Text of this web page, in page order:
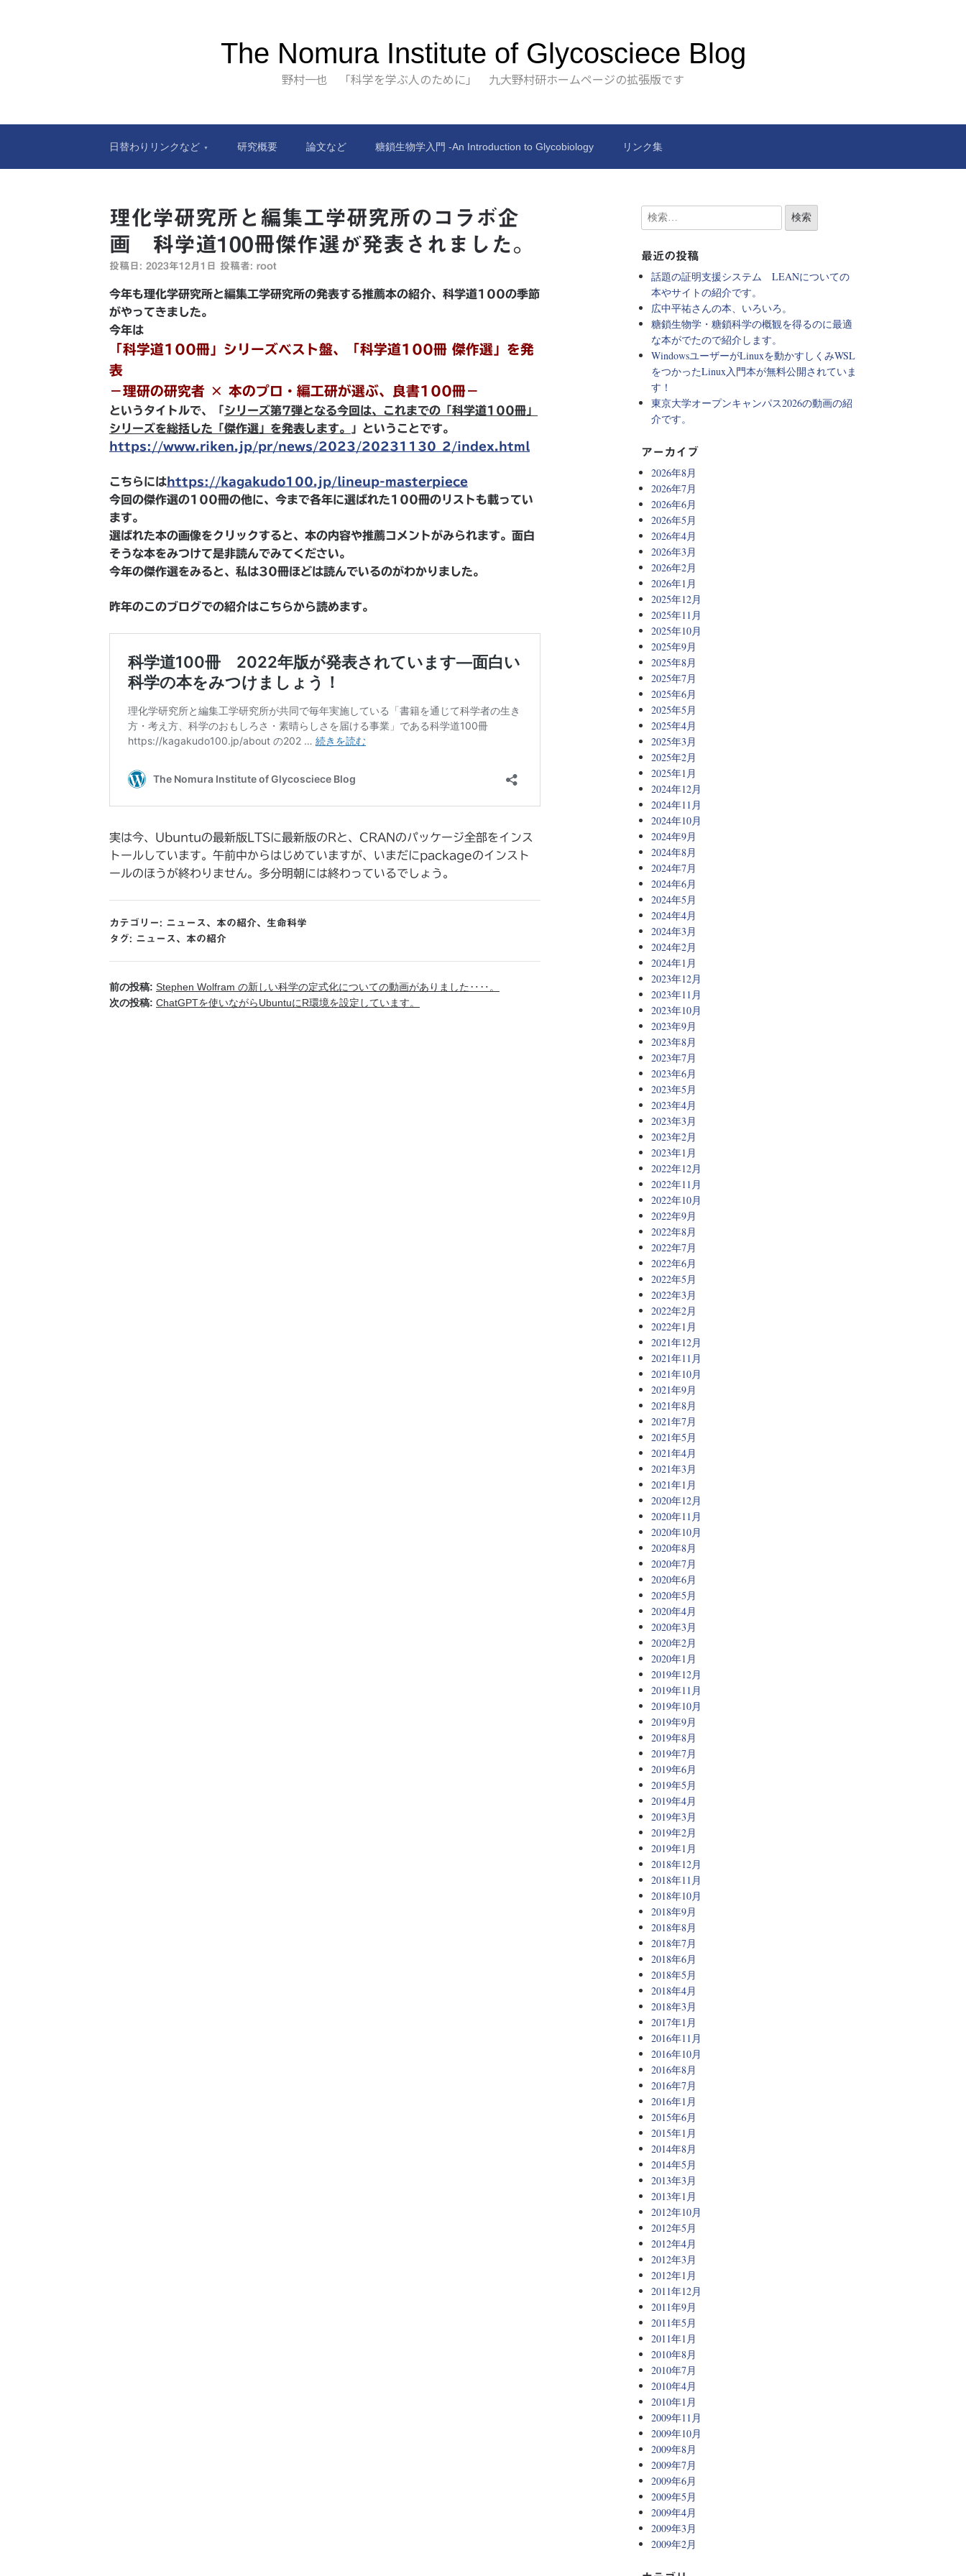
The Nomura Institute of Glycosciece Blog
野村一也 「科学を学ぶ人のために」 九大野村研ホームページの拡張版です
日替わりリンクなど 研究概要 論文など 糖鎖生物学入門 -An Introduction to Glycobiology リンク集
理化学研究所と編集工学研究所のコラボ企
画 科学道100冊傑作選が発表されました。
投稿日: 2023年12月1日 投稿者: root
今年も理化学研究所と編集工学研究所の発表する推薦本の紹介、科学道100の季節
がやってきました。
今年は
「科学道100冊」シリーズベスト盤、「科学道100冊 傑作選」を発
表
－理研の研究者 × 本のプロ・編工研が選ぶ、良書100冊－
というタイトルで、「シリーズ第7弾となる今回は、これまでの「科学道100冊」
シリーズを総括した「傑作選」を発表します。
」ということです。
https://www.riken.jp/pr/news/2023/20231130_2/index.html
こちらには https://kagakudo100.jp/lineup-masterpiece
今回の傑作選の100冊の他に、今まで各年に選ばれた100冊のリストも載ってい
ます。
選ばれた本の画像をクリックすると、本の内容や推薦コメントがみられます。面白
そうな本をみつけて是非読んでみてください。
今年の傑作選をみると、私は30冊ほどは読んでいるのがわかりました。
昨年のこのブログでの紹介はこちらから読めます。
実は今、Ubuntuの最新版LTSに最新版のRと、CRANのパッケージ全部をインス
トールしています。午前中からはじめていますが、いまだにpackageのインスト
ールのほうが終わりません。多分明朝には終わっているでしょう。
カテゴリー: ニュース 、 本の紹介、 生命科学
タグ: ニュース 、 本の紹介
前の投稿: Stephen Wolfram の新しい科学の定式化についての動画がありました‥‥。
次の投稿: ChatGPTを使いながらUbuntuにR環境を設定しています。
最近の投稿
話題の証明支援システム LEANについての
本やサイトの紹介です。
広中平祐さんの本、いろいろ。
糖鎖生物学・糖鎖科学の概観を得るのに最適
な本がでたので紹介します。
WindowsユーザーがLinuxを動かすしくみWSL
をつかったLinux入門本が無料公開されていま
す！
東京大学オープンキャンパス2026の動画の紹
介です。
アーカイブ
2026年8月
2026年7月
2026年6月
2026年5月
2026年4月
2026年3月
2026年2月
2026年1月
2025年12月
2025年11月
2025年10月
2025年9月
2025年8月
2025年7月
2025年6月
2025年5月
2025年4月
2025年3月
2025年2月
2025年1月
2024年12月
2024年11月
2024年10月
2024年9月
2024年8月
2024年7月
2024年6月
2024年5月
2024年4月
2024年3月
2024年2月
2024年1月
2023年12月
2023年11月
2023年10月
2023年9月
2023年8月
2023年7月
2023年6月
2023年5月
2023年4月
2023年3月
2023年2月
2023年1月
2022年12月
2022年11月
2022年10月
2022年9月
2022年8月
2022年7月
2022年6月
2022年5月
2022年3月
2022年2月
2022年1月
2021年12月
2021年11月
2021年10月
2021年9月
2021年8月
2021年7月
2021年5月
2021年4月
2021年3月
2021年1月
2020年12月
2020年11月
2020年10月
2020年8月
2020年7月
2020年6月
2020年5月
2020年4月
2020年3月
2020年2月
2020年1月
2019年12月
2019年11月
2019年10月
2019年9月
2019年8月
2019年7月
2019年6月
2019年5月
2019年4月
2019年3月
2019年2月
2019年1月
2018年12月
2018年11月
2018年10月
2018年9月
2018年8月
2018年7月
2018年6月
2018年5月
2018年4月
2018年3月
2017年1月
2016年11月
2016年10月
2016年8月
2016年7月
2016年1月
2015年6月
2015年1月
2014年8月
2014年5月
2013年3月
2013年1月
2012年10月
2012年5月
2012年4月
2012年3月
2012年1月
2011年12月
2011年9月
2011年5月
2011年1月
2010年8月
2010年7月
2010年4月
2010年1月
2009年11月
2009年10月
2009年8月
2009年7月
2009年6月
2009年5月
2009年4月
2009年3月
2009年2月